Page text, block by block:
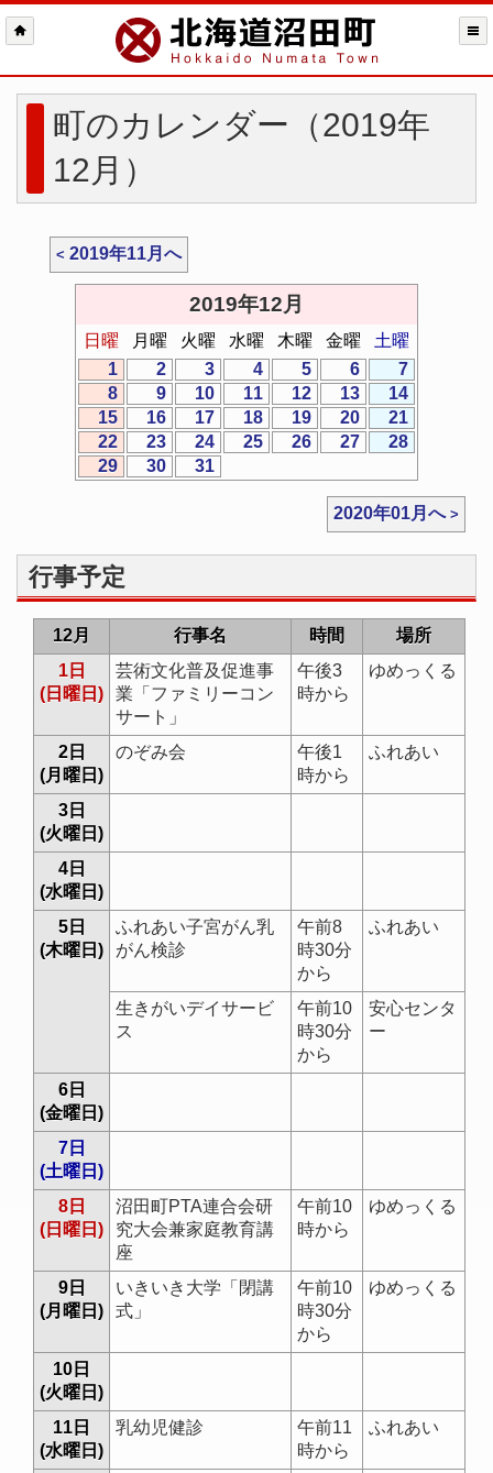
町のカレンダー（2019年
12月）
2019年11月へ
2019年12月
日曜 月曜 火曜 水曜 木曜 金曜
土曜
1
2 3 4 5 6
7
8
9 10 11 12 13
14
15
16 17 18 19 20
21
22
23 24 25 26 27
28
29
30 31
2020年01月へ
行事予定
12月 行事名 時間
場所
1日
(日曜日)
芸術文化普及促進事
業「ファミリーコン
サート」
午後3
時から
ゆめっくる
2日
(月曜日)
のぞみ会
午後1
時から
ふれあい
3日
(火曜日)
4日
(水曜日)
5日
(木曜日)
ふれあい子宮がん乳
がん検診
午前8
時30分
から
ふれあい
生きがいデイサービ
ス
午前10
時30分
から
安心センタ
ー
6日
(金曜日)
7日
(土曜日)
8日
(日曜日)
沼田町PTA連合会研
究大会兼家庭教育講
座
午前10
時から
ゆめっくる
9日
(月曜日)
いきいき大学「閉講
式」
午前10
時30分
から
ゆめっくる
10日
(火曜日)
11日
(水曜日)
乳幼児健診
午前11
時から
ふれあい